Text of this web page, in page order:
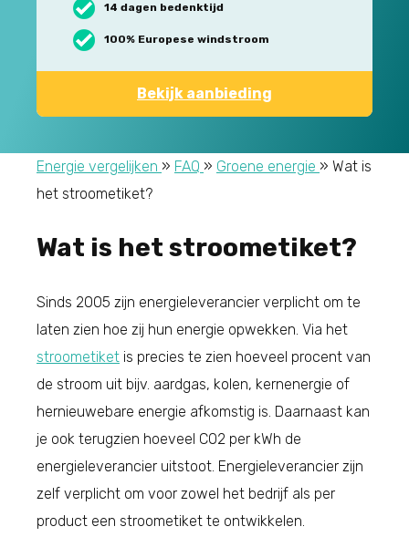
14 dagen bedenktijd
100% Europese windstroom
Bekijk aanbieding
Energie vergelijken » FAQ » Groene energie » Wat is
het stroometiket?
Wat is het stroometiket?
Sinds 2005 zijn energieleverancier verplicht om te
laten zien hoe zij hun energie opwekken. Via het
stroometiket is precies te zien hoeveel procent van
de stroom uit bijv. aardgas, kolen, kernenergie of
hernieuwebare energie afkomstig is. Daarnaast kan
je ook terugzien hoeveel CO2 per kWh de
energieleverancier uitstoot. Energieleverancier zijn
zelf verplicht om voor zowel het bedrijf als per
product een stroometiket te ontwikkelen.